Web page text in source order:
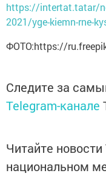
https://intertat.tatar/
2021/yge-kiemn-rne-
ФОТО:https://
Следите за
Telegram-канале
Читайте
национальном